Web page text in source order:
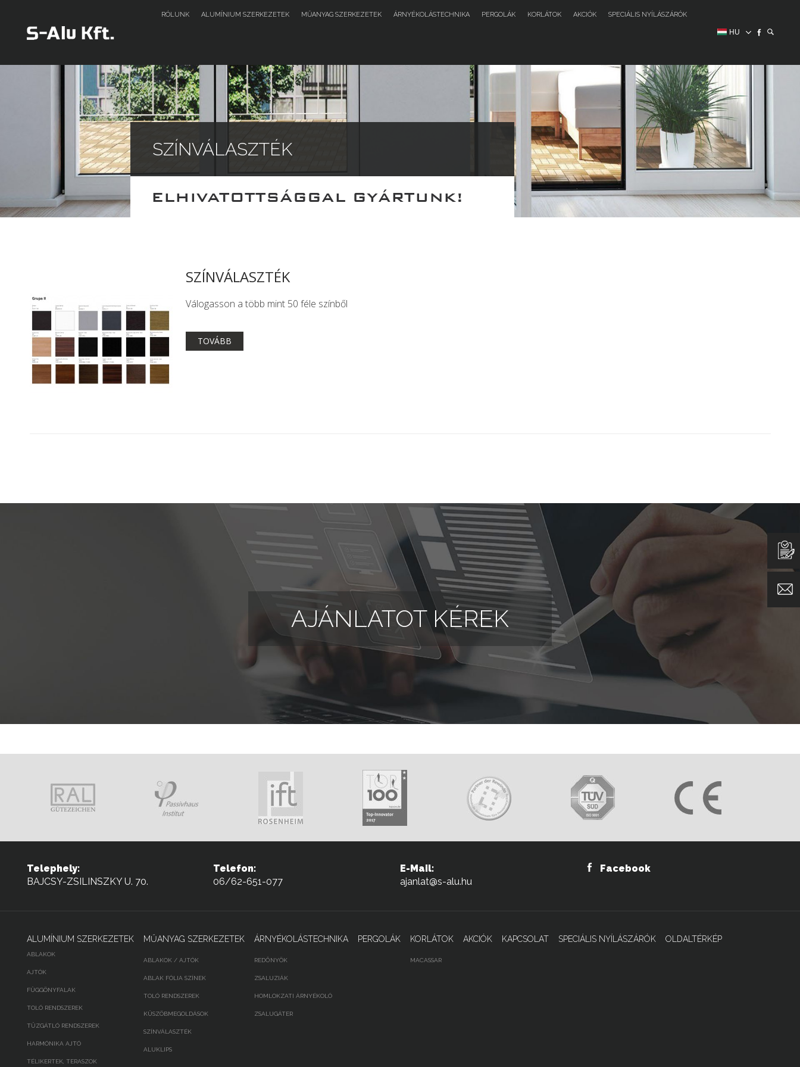
RÓLUNK ALUMÍNIUM SZERKEZETEK MŰANYAG SZERKEZETEK ÁRNYÉKOLÁSTECHNIKA PERGOLÁK KORLÁTOK AKCIÓK SPECIÁLIS NYÍLÁSZÁRÓK
HU
SZÍNVÁLASZTÉK
ELHIVATOTTSÁGGAL GYÁRTUNK!
SZÍNVÁLASZTÉK
Válogasson a több mint 50 féle színből
TOVÁBB
AJÁNLATOT KÉREK
Telephely:
BAJCSY-ZSILINSZKY U. 70.
Telefon:
06/62-651-077
E-Mail:
ajanlat@s-alu.hu
Facebook
ALUMÍNIUM SZERKEZETEK
ABLAKOK
AJTÓK
FÜGGÖNYFALAK
TOLÓ RENDSZEREK
TŰZGÁTLÓ RENDSZEREK
HARMÓNIKA AJTÓ
TÉLIKERTEK, TERASZOK
MŰANYAG SZERKEZETEK
ABLAKOK / AJTÓK
ABLAK FÓLIA SZÍNEK
TOLÓ RENDSZEREK
KÜSZÖBMEGOLDÁSOK
SZÍNVÁLASZTÉK
ALUKLIPS
ÁRNYÉKOLÁSTECHNIKA
REDŐNYÖK
ZSALUZIÁK
HOMLOKZATI ÁRNYÉKOLÓ
ZSALUGÁTER
PERGOLÁK KORLÁTOK
MACASSAR
AKCIÓK KAPCSOLAT SPECIÁLIS NYÍLÁSZÁRÓK OLDALTÉRKÉP